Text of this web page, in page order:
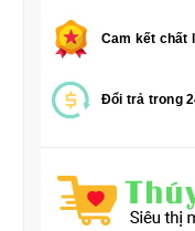
Cam kết chất
Đổi trả trong